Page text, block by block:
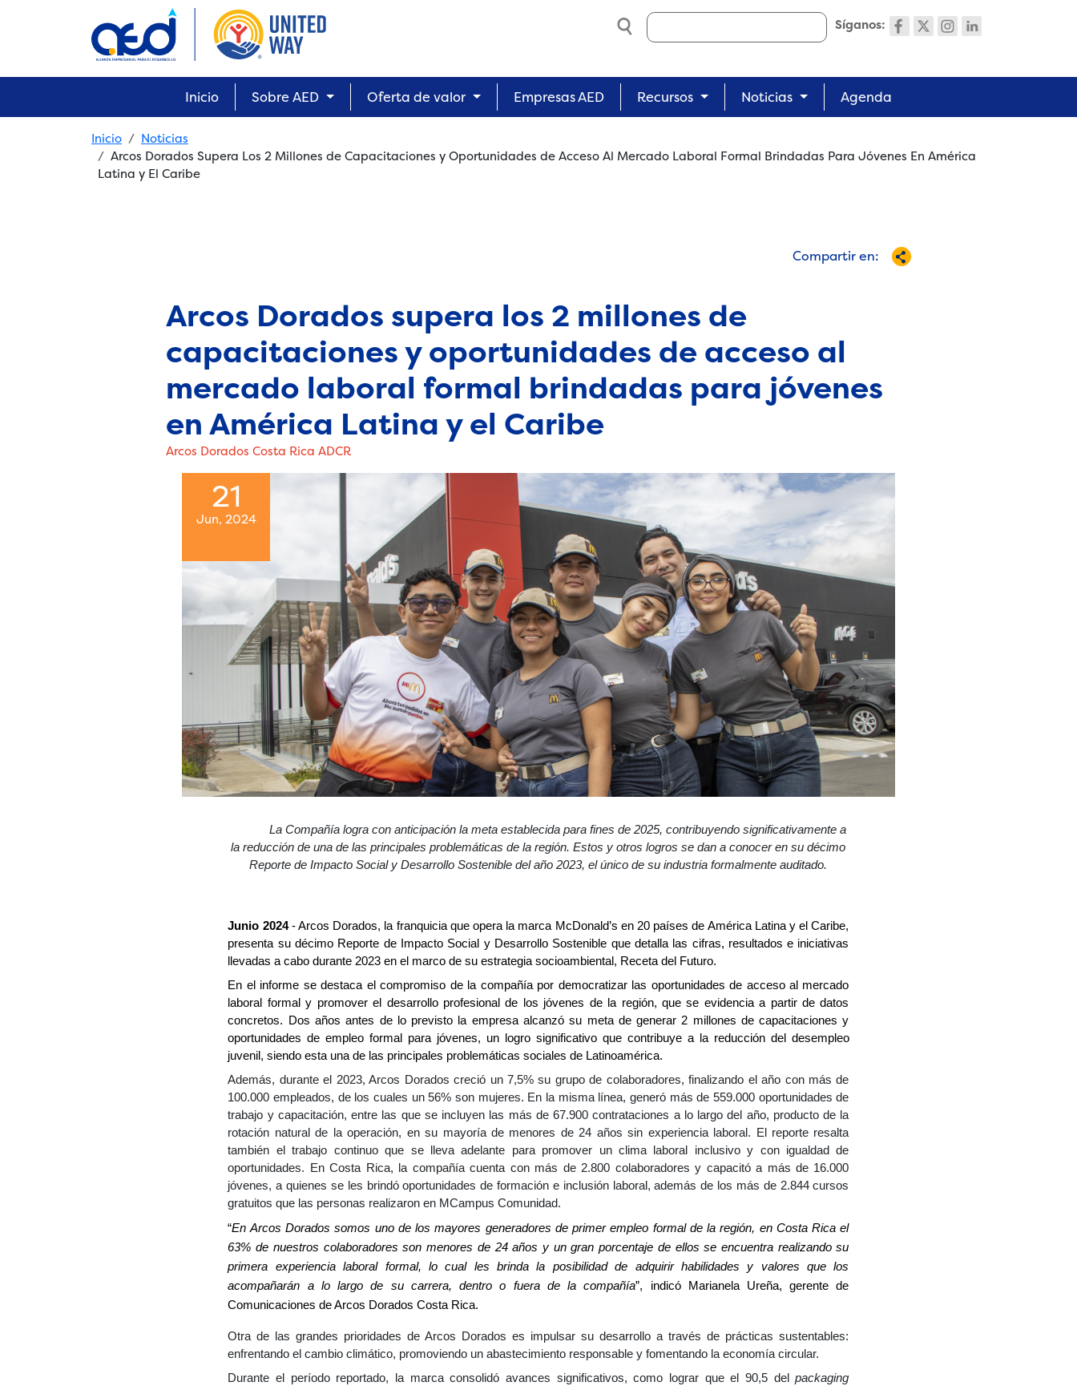
Síganos:
Search
Main navigation
Inicio Sobre AED Oferta de valor Empresas AED Recursos Noticias Agenda
Breadcrumb
Inicio
Noticias
Arcos Dorados Supera Los 2 Millones de Capacitaciones y Oportunidades de Acceso Al Mercado Laboral Formal Brindadas Para Jóvenes En América
Latina y El Caribe
Compartir en:
Arcos Dorados supera los 2 millones de
capacitaciones y oportunidades de acceso al
mercado laboral formal brindadas para jóvenes
en América Latina y el Caribe
Arcos Dorados Costa Rica ADCR
21
Jun, 2024
La Compañía logra con anticipación la meta establecida para fines de 2025, contribuyendo significativamente a
la reducción de una de las principales problemáticas de la región. Estos y otros logros se dan a conocer en su décimo
Reporte de Impacto Social y Desarrollo Sostenible del año 2023, el único de su industria formalmente auditado.
Junio 2024- Arcos Dorados, la franquicia que opera la marca McDonald’s en 20 países de América Latina y el Caribe,
presenta su décimo Reporte de Impacto Social y Desarrollo Sostenible que detalla las cifras, resultados e iniciativas
llevadas a cabo durante 2023 en el marco de su estrategia socioambiental, Receta del Futuro.
En el informe sedestaca el compromiso de la compañía por democratizar las oportunidades de acceso al mercado
laboral formal y promover el desarrollo profesional de los jóvenes de la región, que se evidencia a partir de datos
concretos. Dos años antes de lo previsto la empresa alcanzó su meta de generar 2 millones de capacitaciones y
oportunidades de empleo formal para jóvenes, un logro significativo que contribuye a la reducción del desempleo
juvenil, siendo esta una de las principales problemáticas sociales de Latinoamérica.
Además, durante el 2023, Arcos Dorados creció un 7,5% su grupo de colaboradores, finalizando el año con más de
100.000 empleados, de los cuales un 56% son mujeres. En la misma línea, generó más de 559.000 oportunidades de
trabajo y capacitación, entre las que se incluyen las más de 67.900 contrataciones a lo largo del año, producto de la
rotación natural de la operación, en su mayoría de menores de 24 años sin experiencia laboral. El reporte resalta
también el trabajo continuo que se lleva adelante para promover un clima laboral inclusivo y con igualdad de
oportunidades. En Costa Rica, la compañía cuenta con más de 2.800 colaboradores y capacitó a más de 16.000
jóvenes, a quienes se les brindó oportunidades de formación e inclusión laboral, además de los más de 2.844 cursos
gratuitos que las personas realizaron en MCampus Comunidad.
“En Arcos Dorados somos uno de los mayores generadores de primer empleo formal de la región, en Costa Rica el
63% de nuestros colaboradores son menores de 24 años y un gran porcentaje de ellos se encuentra realizando su
primera experiencia laboral formal, lo cual les brinda la posibilidad de adquirir habilidades y valores que los
acompañarán a lo largo de su carrera, dentro o fuera de la compañía”, indicó Marianela Ureña, gerente de
Comunicaciones de Arcos Dorados Costa Rica.
Otra de las grandes prioridades de Arcos Dorados es impulsar su desarrollo a través de prácticas sustentables:
enfrentando el cambio climático, promoviendo un abastecimiento responsable y fomentando la economía circular.
Durante el período reportado, la marca consolidó avances significativos, como lograr que el 90,5 delpackaging